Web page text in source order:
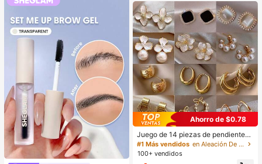
Ahorro de $0.78
Juego de 14 piezas de pendientes
de perlas de lujo, nuevo diseño mini
malista único y elegante para mujer
#1 Más vendidos
en Aleación De Zinc Conjuntos de Aretes para Mujer
100+ vendidos